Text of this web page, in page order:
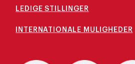
LEDIGE STILLINGER
INTERNATIONALE MULIGHEDER